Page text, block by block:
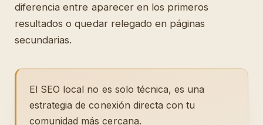
diferencia entre aparecer en los primeros
resultados o quedar relegado en páginas
secundarias.
El SEO local no es solo técnica, es una
estrategia de conexión directa con tu
comunidad más cercana.